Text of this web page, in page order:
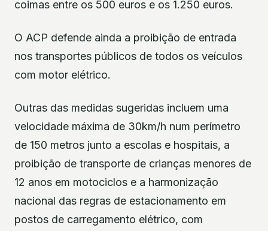
coimas entre os 500 euros e os 1.250 euros.
O ACP defende ainda a proibição de entrada
nos transportes públicos de todos os veículos
com motor elétrico.
Outras das medidas sugeridas incluem uma
velocidade máxima de 30km/h num perímetro
de 150 metros junto a escolas e hospitais, a
proibição de transporte de crianças menores de
12 anos em motociclos e a harmonização
nacional das regras de estacionamento em
postos de carregamento elétrico, com